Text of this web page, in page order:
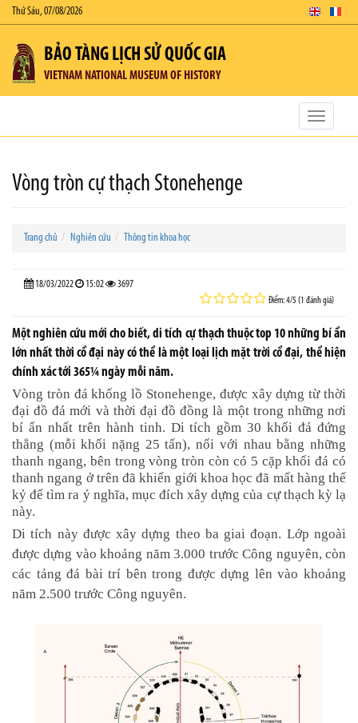
Thứ Sáu, 07/08/2026
BẢO TÀNG LỊCH SỬ QUỐC GIA
VIETNAM NATIONAL MUSEUM OF HISTORY
Toggle
Vòng tròn cự thạch Stonehenge
Trang chủ Nghiên cứu Thông tin khoa học
18/03/2022 15:02 3697
Điểm: 4/5 (1 đánh giá)
Một nghiên cứu mới cho biết, di tích cự thạch thuộc top 10 những bí ẩn
lớn nhất thời cổ đại này có thể là một loại lịch mặt trời cổ đại, thể hiện
chính xác tới 365¼ ngày mỗi năm.
Vòng tròn đá khổng lồ Stonehenge, được xây dựng từ thời
đại đồ đá mới và thời đại đồ đồng là một trong những nơi
bí ẩn nhất trên hành tinh. Di tích gồm 30 khối đá đứng
thẳng (mỗi khối nặng 25 tấn), nối với nhau bằng những
thanh ngang, bên trong vòng tròn còn có 5 cặp khối đá có
thanh ngang ở trên đã khiến giới khoa học đã mất hàng thế
kỷ để tìm ra ý nghĩa, mục đích xây dựng của cự thạch kỳ lạ
này.
Di tích này được xây dựng theo ba giai đoạn. Lớp ngoài
được dựng vào khoảng năm 3.000 trước Công nguyên, còn
các tảng đá bài trí bên trong được dựng lên vào khoảng
năm 2.500 trước Công nguyên.